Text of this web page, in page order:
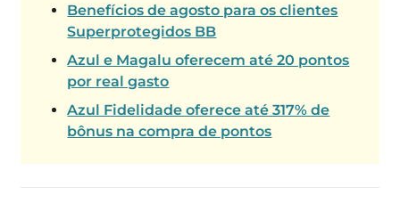
Benefícios de agosto para os clientes
Superprotegidos BB
Azul e Magalu oferecem até 20 pontos
por real gasto
Azul Fidelidade oferece até 317% de
bônus na compra de pontos